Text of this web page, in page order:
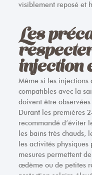
visiblement reposé et
Les
injection
Même si les injections
compatibles avec la
doivent être
Durant les premières
recommandé d’éviter
les bains très chauds,
les activités
mesures permettent
œdème ou de petites